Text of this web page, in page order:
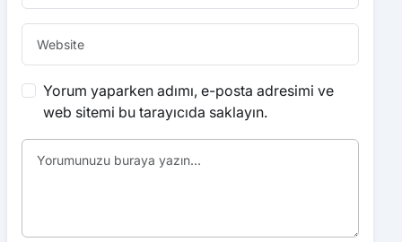
Yorum yaparken adımı, e-posta adresimi ve
web sitemi bu tarayıcıda saklayın.